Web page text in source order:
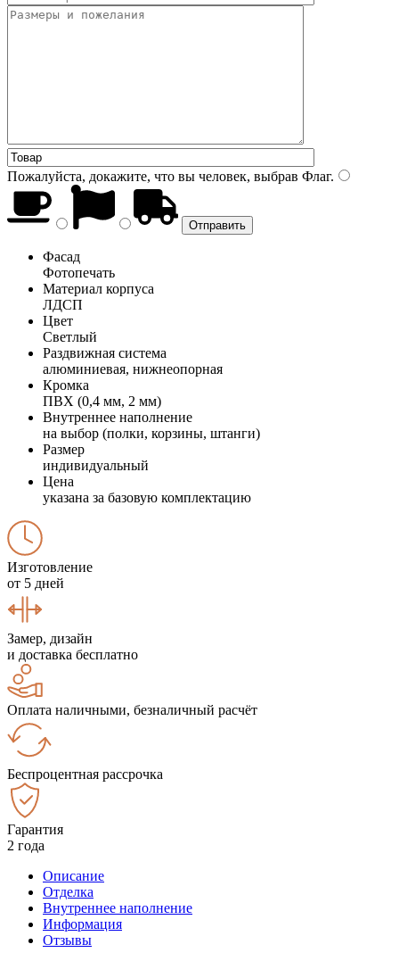
Пожалуйста, докажите, что вы человек, выбрав Флаг.
Фасад
Фотопечать
Материал корпуса
ЛДСП
Цвет
Светлый
Раздвижная система
алюминиевая, нижнеопорная
Кромка
ПВХ (0,4 мм, 2 мм)
Внутреннее наполнение
на выбор (полки, корзины, штанги)
Размер
индивидуальный
Цена
указана за базовую комплектацию
Изготовление
от 5 дней
Замер, дизайн
и доставка бесплатно
Оплата наличными, безналичный расчёт
Беспроцентная рассрочка
Гарантия
2 года
Описание
Отделка
Внутреннее наполнение
Информация
Отзывы